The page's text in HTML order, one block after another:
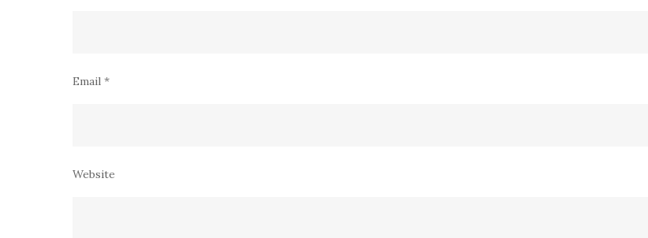
Email *
Website